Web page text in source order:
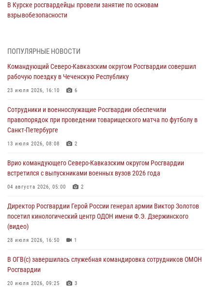
В Курске росгвардейцы провели занятие по основам
взрывобезопасности
Рэпер ST посетил раненых росгвардейцев в Главном военном
07 августа 2026, 11:18
Патриотическая акция «Каникулы с Росгвардией» прошла в
07 августа 2026, 11:00
В Ставрополе офицеры Росгвардии стали участниками пресс-
конференции по вопросам в сфере оборота оружия
Мурал памяти военнослужащего Росгвардии открыли в Астрахани
07 августа 2026, 10:13
ПОПУЛЯРНЫЕ НОВОСТИ
Командующий Северо-Кавказским округом Росгвардии совершил
рабочую поездку в Чеченскую Республику
23 июля 2026, 16:10 6
Сотрудники и военнослужащие Росгвардии обеспечили
правопорядок при проведении товарищеского матча по футболу в
Санкт-Петербурге
13 июля 2026, 08:08 2
Врио командующего Северо-Кавказским округом Росгвардии
встретился с выпускниками военных вузов 2026 года
04 августа 2026, 05:00 2
Директор Росгвардии Герой России генерал армии Виктор Золотов
посетил кинологический центр ОДОН имени Ф.Э. Дзержинского
(видео)
28 июля 2026, 16:50 1
В ОГВ(с) завершилась служебная командировка сотрудников ОМОН
Росгвардии
20 июля 2026, 09:25 3